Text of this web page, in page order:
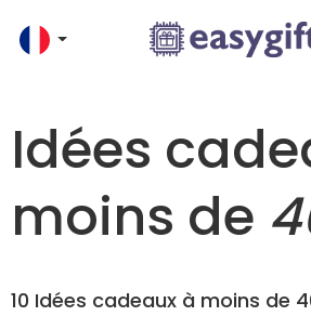
Idées
moins de
10 Idées cadeaux à moins de